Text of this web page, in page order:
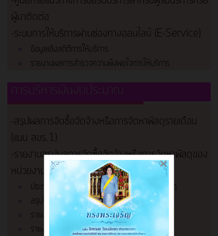
ผู้มาติดต่อ
-ระบบการให้บริการผ่านซ่องทางออนไลน์ (E-Service)
ข้อมูลเชิงสถิติการให้บริการ
รายงานผลการสำรวจความพึงพอใจการให้บริการ
การบริหารเงินงบประมาณ
-สรุปผลการจัดซื้อจัดจ้างหรือการจัดหาพัสดุรายเดือน
(แบบ สขร.1)
-รายงานสรุปผลการจัดซื้อจัดจ้างหรือการจัดหาพัสดุของ
หน่วยงาน
ประกาศต่างๆ เกี่ยวกับการจัดซื้อจัดจ้าง/จัดหาพัสดุ
สรุปผลการจัดซื้อจัดจ้าง/จัดหาพัสดุรายเดือน
รายงานผลการจัดซื้อจัดจ้าง/จัดหาพัสดุประจำปี
รายงานงบการเงิน
×